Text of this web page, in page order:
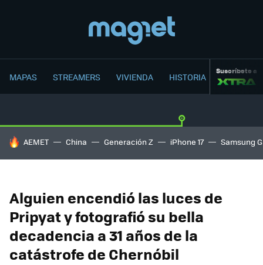
MAPAS STREAMERS VIVIENDA HISTORIA Suscríbete a
HOY SE HABLA DE
AEMET China Generación Z iPhone 17 Samsung
Alguien encendió las luces de
Pripyat y fotografió su bella
decadencia a 31 años de la
catástrofe de Chernóbil